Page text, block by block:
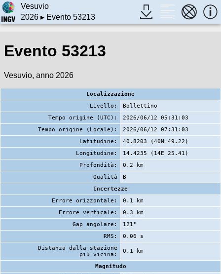
Vesuvio
2026▸ Evento 53213
Evento 53213
Vesuvio, anno 2026
Localizzazione
Livello:
Bollettino
Tempo origine (UTC):
2026/06/12 05:31:03
Tempo origine (Locale):
2026/06/12 07:31:03
Latitudine:
40.8203 (40N 49.22)
Longitudine:
14.4235 (14E 25.41)
Profondità:
0.2 km
Qualità
B
Incertezze
Errore orizzontale:
0.1 km
Errore verticale:
0.3 km
Gap angolare:
121°
RMS:
0.06 s
Distanza dalla stazione
più vicina:
0.1 km
Magnitudo